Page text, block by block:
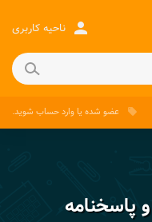
person ناحیه کاربری
local_offer عضو شده یاوارد حساب شوید.
پاسخنامه